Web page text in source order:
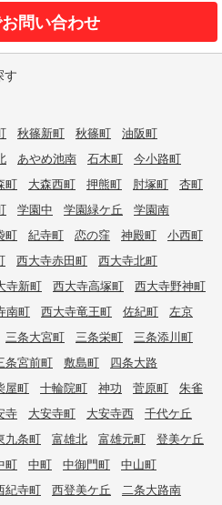
お問い合わせ
す
秋篠新町 秋篠町
油阪町
あやめ池南 石木町
今小路町
町 大森西町 押熊町 肘塚町
杏町
学園中 学園緑ケ丘
学園南
町 紀寺町 恋の窪 神殿町
小西町
西大寺赤田町
西大寺北町
寺新町 西大寺高塚町
西大寺野神町
南町 西大寺竜王町 佐紀町
左京
三条大宮町 三条栄町
三条添川町
条宮前町 敷島町
四条大路
屋町 十輪院町 神功 菅原町
朱雀
寺 大安寺町 大安寺西
千代ケ丘
九条町 富雄北 富雄元町
登美ケ丘
町 中町 中御門町
中山町
紀寺町 西登美ケ丘
二条大路南